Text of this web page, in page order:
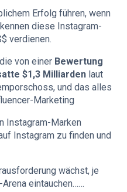
Erfolg führen, wenn
diese Instagram-
verdienen.
von einer Bewertung
$1,3 Milliarden laut
und das alles
Marketing
Instagram-Marken
Instagram zu finden und
wächst, je
eintauchen……